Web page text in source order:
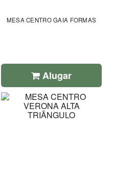
MESA CENTRO GAIA FORMAS
Alugar